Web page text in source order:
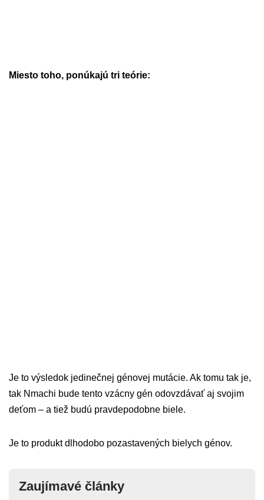
Miesto toho, ponúkajú tri teórie:
Je to výsledok jedinečnej génovej mutácie. Ak tomu tak je,
tak Nmachi bude tento vzácny gén odovzdávať aj svojim
deťom – a tiež budú pravdepodobne biele.
Je to produkt dlhodobo pozastavených bielych génov.
Zaujímavé články